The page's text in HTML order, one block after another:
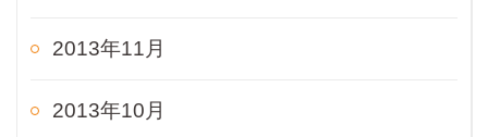
2013年11月
2013年10月